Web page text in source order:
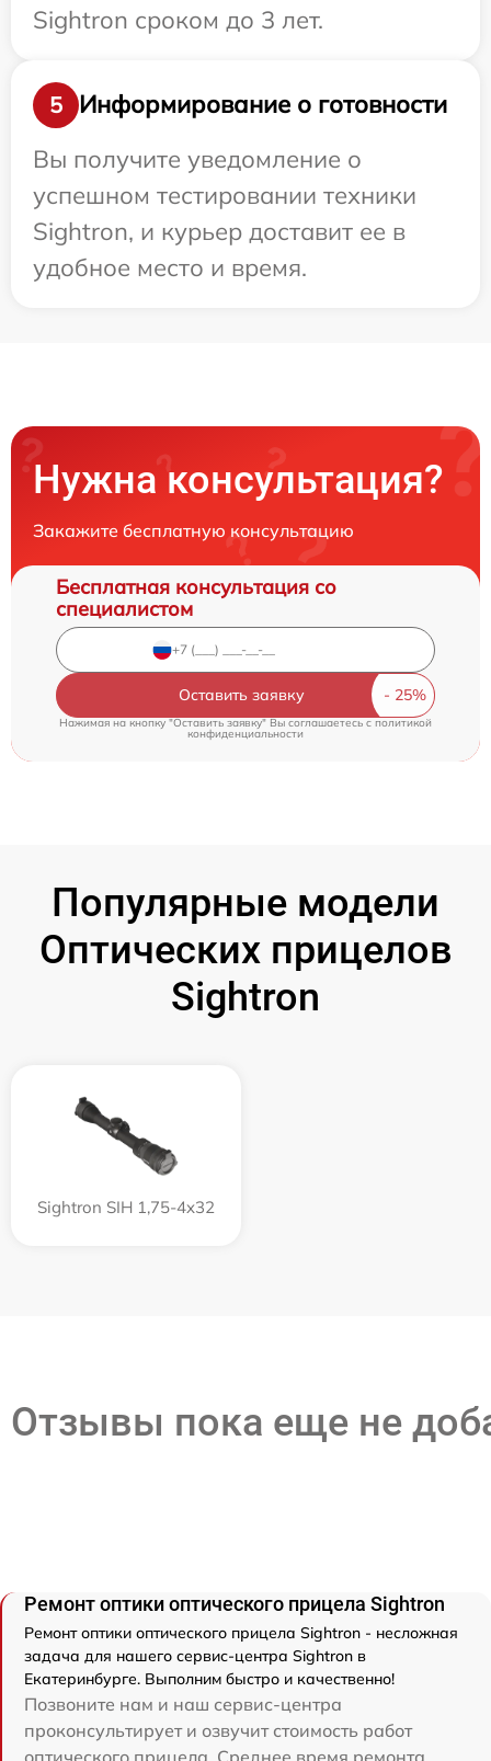
Sightron сроком до 3 лет.
5
Информирование о готовности
Вы получите уведомление о
успешном тестировании техники
Sightron, и курьер доставит ее в
удобное место и время.
Нужна консультация?
Закажите бесплатную консультацию
Бесплатная консультация со
специалистом
Оставить заявку
Нажимая на кнопку "Оставить заявку" Вы соглашаетесь cполитикой
конфиденциальности
Популярные модели
Оптических прицелов
Sightron
Sightron SIH 1,75-4x32
Отзывы пока еще не
Ремонт оптики оптического прицела Sightron
Ремонт оптики оптического прицела Sightron - несложная
задача для нашего сервис-центра Sightron в
Екатеринбурге. Выполним быстро и качественно!
Позвоните нам и наш сервис-центра
проконсультирует и озвучит стоимость работ
оптического прицела. Среднее время ремонта